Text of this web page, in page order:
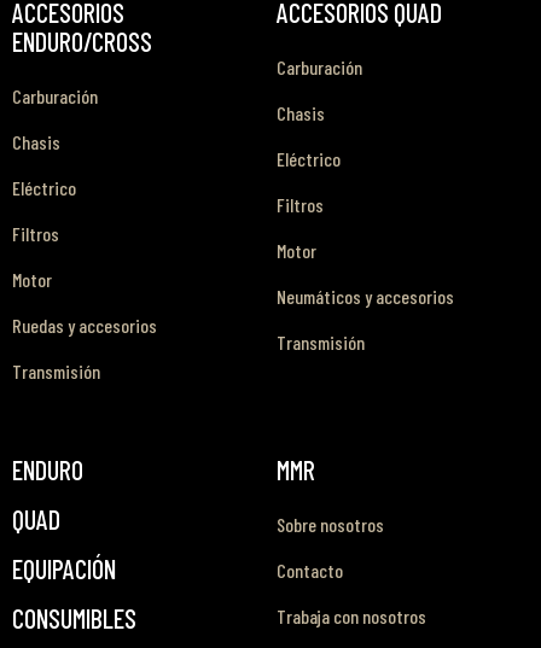
ACCESORIOS
ENDURO/CROSS
Carburación
Chasis
Eléctrico
Filtros
Motor
Ruedas y accesorios
Transmisión
ACCESORIOS QUAD
Carburación
Chasis
Eléctrico
Filtros
Motor
Neumáticos y accesorios
Transmisión
ENDURO
QUAD
EQUIPACIÓN
CONSUMIBLES
MMR
Sobre nosotros
Contacto
Trabaja con nosotros